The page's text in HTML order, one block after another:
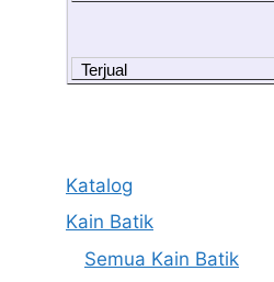
Terjual
Katalog
Kain Batik
Semua Kain Batik